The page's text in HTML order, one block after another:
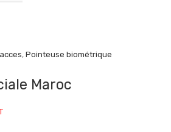
, Pointeuse biométrique
Maroc